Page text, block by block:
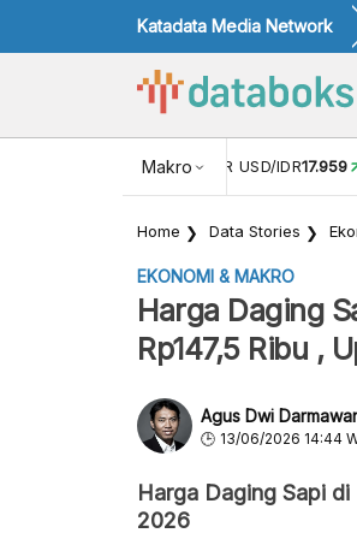
Katadata Media Network
Makro
NILAI TUKAR USD/IDR17.959
Home Data Stories
EKONOMI & MAKRO
Harga Daging
Rp147,5 Ribu ,
Agus Dwi
13/06/2026 14:44
Harga Daging Sapi
2026